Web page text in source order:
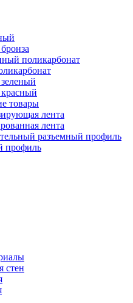
поликарбонат
товары
лента
лента
разъемный профиль
профиль
стен